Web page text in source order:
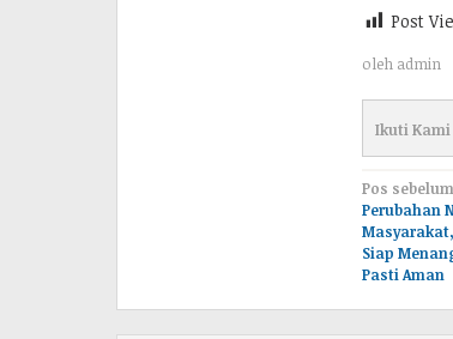
Post
oleh admin
Ikuti Kami
pos
Pos
Perubahan
Siap
Pasti Aman